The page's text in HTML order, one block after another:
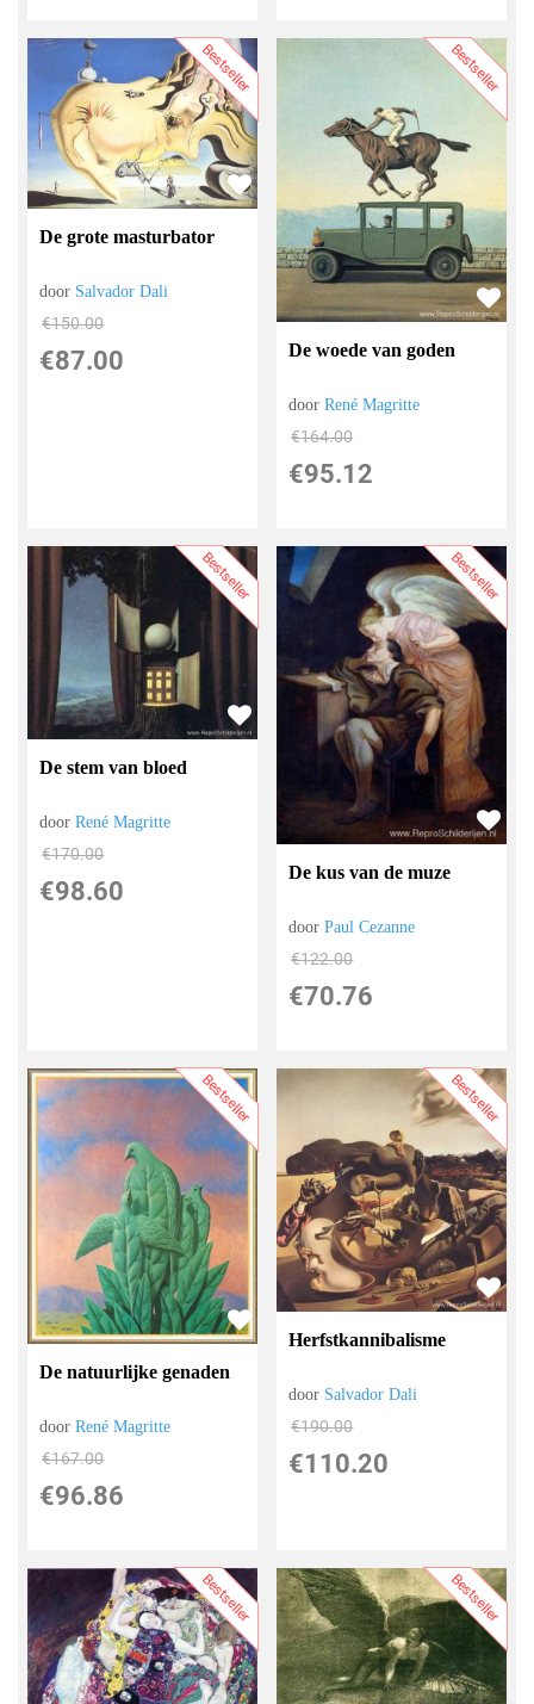
Bestseller
De grote masturbator
door Salvador Dali
€150.00
€87.00
Bestseller
De woede van goden
doorRené Magritte
€164.00
€95.12
Bestseller
De stem van bloed
doorRené Magritte
€170.00
€98.60
Bestseller
De kus van de muze
doorPaul Cezanne
€122.00
€70.76
Bestseller
De natuurlijke genaden
doorRené Magritte
€167.00
€96.86
Bestseller
Herfstkannibalisme
door Salvador Dali
€190.00
€110.20
Bestseller Bestseller